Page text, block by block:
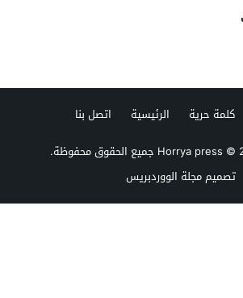
كلمة حرية الرئيسية
اتصل بنا
محفوظة.
تصميممجلة الووردبريس